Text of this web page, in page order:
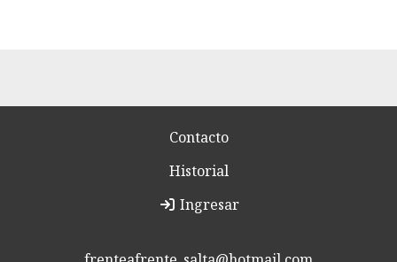
Contacto
Historial
Ingresar